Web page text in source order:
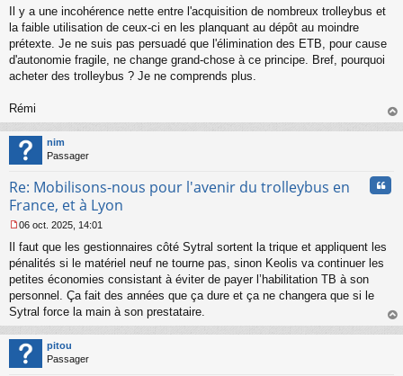
s
a
g
e
n
o
l
u
Il y a une incohérence nette entre l'acquisition de nombreux trolleybus et
la faible utilisation de ceux-ci en les planquant au dépôt au moindre
prétexte. Je ne suis pas persuadé que l'élimination des ETB, pour cause
d'autonomie fragile, ne change grand-chose à ce principe. Bref, pourquoi
acheter des trolleybus ? Je ne comprends plus.
Rémi
au
nim
Passager
Re: Mobilisons-nous pour l'avenir du trolleybus en
France, et à Lyon
e
s
s
g
e
n
o
n
l
06 oct. 2025, 14:01
Il faut que les gestionnaires côté Sytral sortent la trique et appliquent les
pénalités si le matériel neuf ne tourne pas, sinon Keolis va continuer les
petites économies consistant à éviter de payer l’habilitation TB à son
personnel. Ça fait des années que ça dure et ça ne changera que si le
Sytral force la main à son prestataire.
au
pitou
Passager